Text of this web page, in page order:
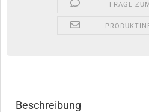
FRAGE
Beschreibung